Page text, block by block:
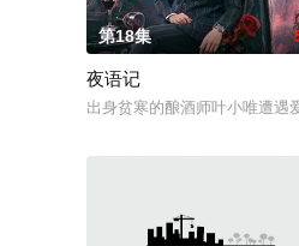
第18集
夜语记
出身贫寒的酿酒师叶小唯遭遇